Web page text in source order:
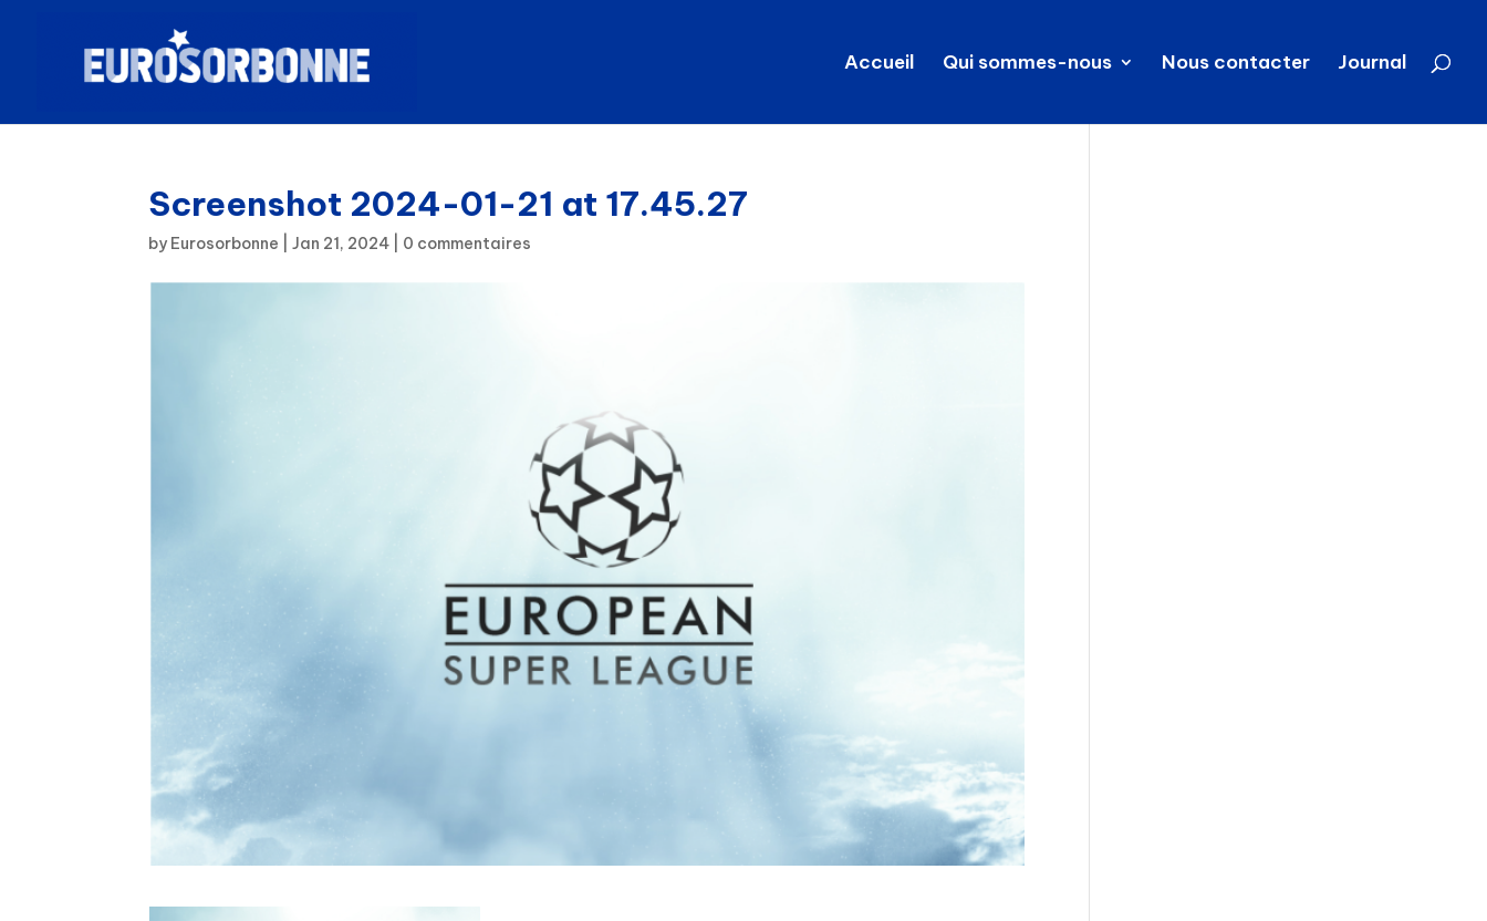
Accueil Qui sommes-nous Nous contacter Journal
Screenshot 2024-01-21 at 17.45.27
by Eurosorbonne |Jan 21, 2024 0 commentaires